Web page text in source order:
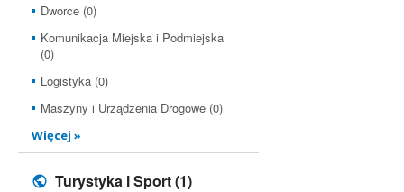
Dworce (0)
Komunikacja Miejska i Podmiejska
(0)
Logistyka (0)
Maszyny i Urządzenia Drogowe (0)
Więcej »
Turystyka i Sport(1)